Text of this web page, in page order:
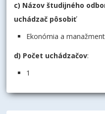
c) Názov študijného
uchádzač pôsobiť
Ekonómia a manažment
d) Počet uchádzačov:
1